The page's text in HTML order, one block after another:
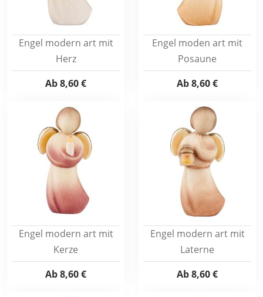
Engel modern art mit
Herz
Ab8,60 €
Engel moden art mit
Posaune
Ab8,60 €
Engel modern art mit
Kerze
Ab8,60 €
Engel modern art mit
Laterne
Ab8,60 €